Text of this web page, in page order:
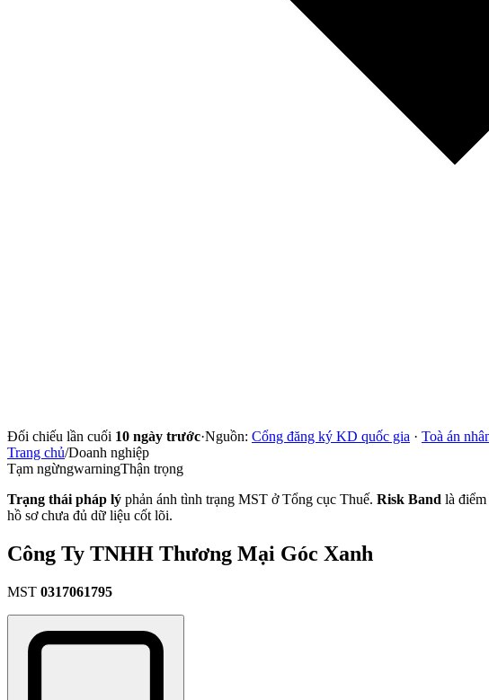
Đối chiếu lần cuối 10 ngày trước·Nguồn: Cổng đăng ký KD quốc gia · Toà án
Trang chủ/Doanh nghiệp
Tạm ngừngwarningThận trọng
Trạng thái pháp lý phản ánh tình trạng MST ở Tổng cục Thuế. Risk Band là
hồ sơ chưa đủ dữ liệu cốt lõi.
Công Ty TNHH Thương Mại Góc Xanh
MST 0317061795